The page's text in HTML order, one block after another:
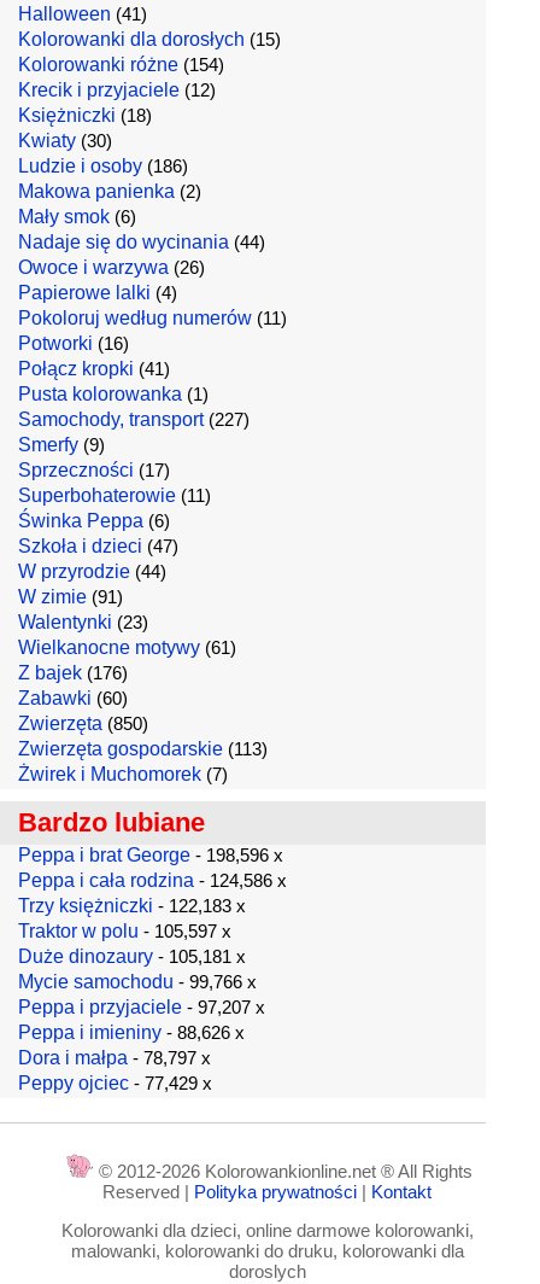
Halloween (41)
Kolorowanki dla dorosłych (15)
Kolorowanki różne (154)
Krecik i przyjaciele (12)
Księżniczki (18)
Kwiaty (30)
Ludzie i osoby (186)
Makowa panienka (2)
Mały smok (6)
Nadaje się do wycinania (44)
Owoce i warzywa (26)
Papierowe lalki (4)
Pokoloruj według numerów (11)
Potworki (16)
Połącz kropki (41)
Pusta kolorowanka (1)
Samochody, transport(227)
Smerfy (9)
Sprzeczności (17)
Superbohaterowie (11)
Świnka Peppa (6)
Szkoła i dzieci (47)
W przyrodzie (44)
W zimie (91)
Walentynki (23)
Wielkanocne motywy (61)
Z bajek (176)
Zabawki (60)
Zwierzęta (850)
Zwierzęta gospodarskie (113)
Żwirek i Muchomorek (7)
Bardzo lubiane
Peppa i brat George - 198,596 x
Peppa i cała rodzina - 124,586 x
Trzy księżniczki - 122,183 x
Traktor w polu - 105,597 x
Duże dinozaury - 105,181 x
Mycie samochodu - 99,766 x
Peppa i przyjaciele - 97,207 x
Peppa i imieniny - 88,626 x
Dora i małpa - 78,797 x
Peppy ojciec - 77,429 x
© 2012-2026 Kolorowankionline.net ® All Rights
Reserved | Polityka prywatności | Kontakt
Kolorowanki dla dzieci, online darmowe kolorowanki,
malowanki, kolorowanki do druku, kolorowanki dla
doroslych